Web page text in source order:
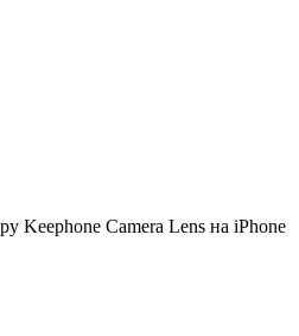
Keephone Camera Lens на iPhone